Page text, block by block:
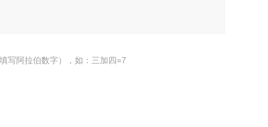
写阿拉伯数字），如：三加四=7